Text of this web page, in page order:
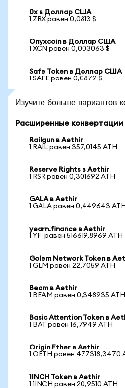
0x в Доллар США
1 ZRX равен 0,0813 $
Onyxcoin в Доллар США
1 XCN равен 0,003063 $
Safe Token в Доллар США
1 SAFE равен 0,0879 $
Изучите больше вариантов
Расширенные конвертации
Railgun в Aethir
1 RAIL равен 357,0145 ATH
Reserve Rights в Aethir
1 RSR равен 0,301692 ATH
GALA в Aethir
1 GALA равен 0,449643 ATH
yearn.finance в Aethir
1 YFI равен 516619,8969 ATH
Golem Network Token в
1 GLM равен 22,7059 ATH
Beam в Aethir
1 BEAM равен 0,348935 ATH
Basic Attention Token в
1 BAT равен 16,7949 ATH
Origin Ether в Aethir
1 OETH равен 477318,3470
1INCH Token в Aethir
1 1INCH равен 20,9510 ATH